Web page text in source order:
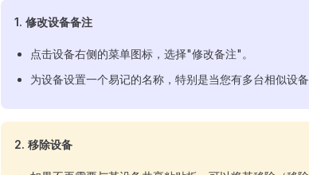
1. 修改设备备注
点击设备右侧的菜单图标，选择"修改备注"。
为设备设置一个易记的名称，特别是当您有多台相似设备
2. 移除设备